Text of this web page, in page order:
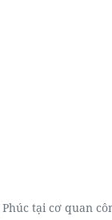
tại cơ quan